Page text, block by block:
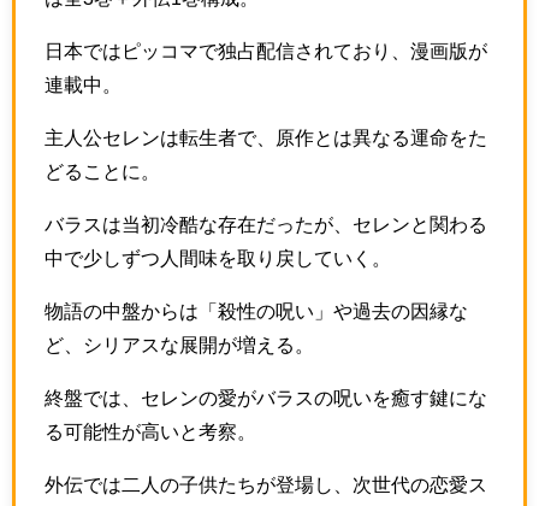
日本ではピッコマで独占配信されており、漫画版が
連載中。
主人公セレンは転生者で、原作とは異なる運命をた
どることに。
バラスは当初冷酷な存在だったが、セレンと関わる
中で少しずつ人間味を取り戻していく。
物語の中盤からは「殺性の呪い」や過去の因縁な
ど、シリアスな展開が増える。
終盤では、セレンの愛がバラスの呪いを癒す鍵にな
る可能性が高いと考察。
外伝では二人の子供たちが登場し、次世代の恋愛ス